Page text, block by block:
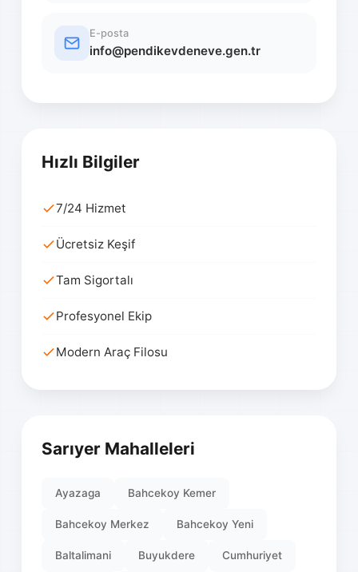
E-posta
info@pendikevdeneve.gen.tr
Hızlı Bilgiler
7/24 Hizmet
Ücretsiz Keşif
Tam Sigortalı
Profesyonel Ekip
Modern Araç Filosu
Sarıyer Mahalleleri
Ayazaga Bahcekoy Kemer
Bahcekoy Merkez Bahcekoy Yeni
Baltalimani Buyukdere Cumhuriyet